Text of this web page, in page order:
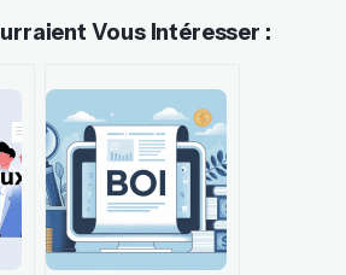
Vous Intéresser :